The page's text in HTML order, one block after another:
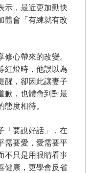
示，最近更加勤快
體會「有練就有改
心帶來的改變。
紅燈時，他誤以為
醒，卻因此讓妻子
歉，也體會到對最
度相待。
要說好話」，在
需要愛，愛需要平
不只是用眼睛看事
健康，更學會反省